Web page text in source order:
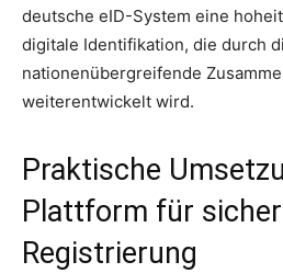
deutsche eID-System eine
digitale Identifikation, die durch
nationenübergreifende
weiterentwickelt wird.
Praktische
Plattform für
Registrierung